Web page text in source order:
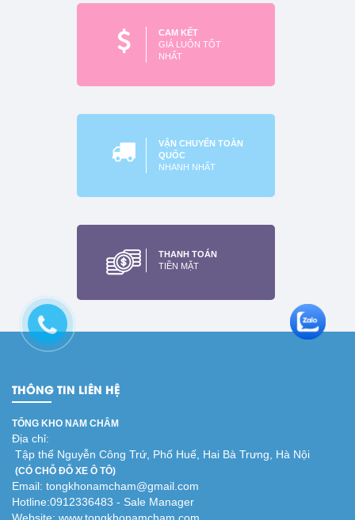
Nam châm dẻo dạng cuộn
0.75mm, 1mm, 1.5mm,
Xem thêm
khổ A4
CAM KẾT
GIÁ LUÔN TỐT
NHẤT
VẬN CHUYỂN TOÀN
QUỐC
NHANH NHẤT
THANH TOÁN
TIỀN MẶT
THÔNG TIN LIÊN HỆ
TỔNG KHO NAM CHÂM
Địa chỉ:
Tập thể Nguyễn Công Trứ, Phố Huế, Hai Bà Trưng, Hà Nội
(CÓ CHỖ ĐỖ XE Ô TÔ)
Email: tongkhonamcham@gmail.com
Hotline:0912336483 - Sale Manager
Website: www.tongkhonamcham.com